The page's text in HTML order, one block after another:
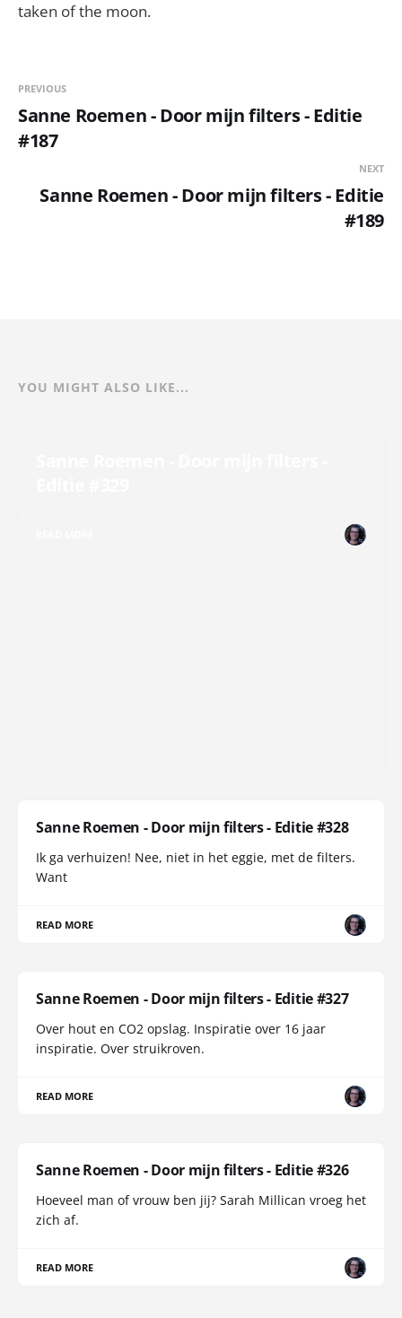
taken of the moon.
PREVIOUS
Sanne Roemen - Door mijn filters - Editie
#187
NEXT
Sanne Roemen - Door mijn filters - Editie
#189
YOU MIGHT ALSO LIKE...
Sanne Roemen - Door mijn filters - Editie #328
Ik ga verhuizen! Nee, niet in het eggie, met de filters.
Want
READ MORE
Sanne Roemen - Door mijn filters - Editie #327
Over hout en CO2 opslag. Inspiratie over 16 jaar
inspiratie. Over struikroven.
READ MORE
Sanne Roemen - Door mijn filters - Editie #326
Hoeveel man of vrouw ben jij? Sarah Millican vroeg het
zich af.
READ MORE